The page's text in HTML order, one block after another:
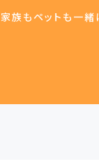
家族もペットも一緒